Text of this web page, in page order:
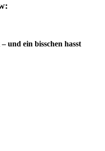
und ein bisschen hasst